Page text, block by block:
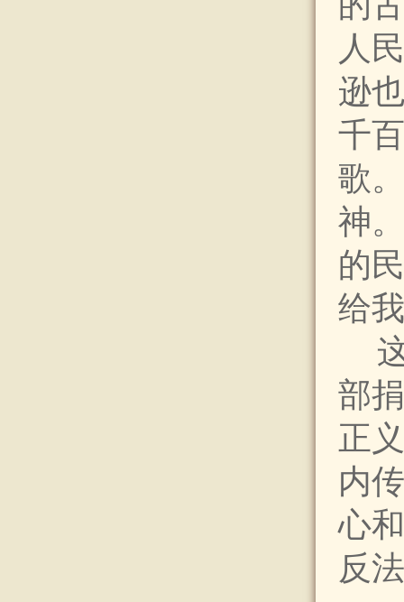
人
逊
千
歌
神
的
给
部
正
内
心
反